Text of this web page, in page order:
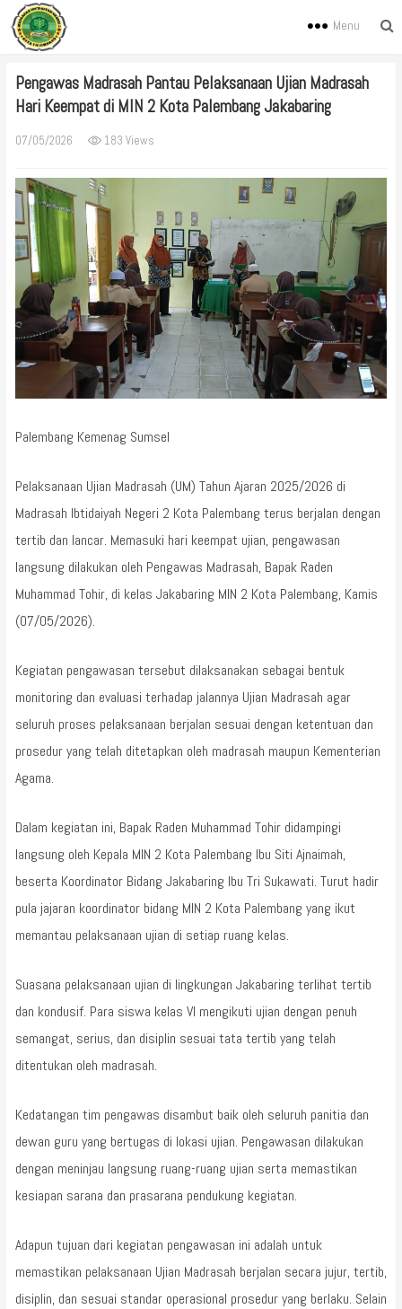
Menu
Pengawas Madrasah Pantau Pelaksanaan Ujian Madrasah
Hari Keempat di MIN 2 Kota Palembang Jakabaring
07/05/2026 183 Views
Palembang Kemenag Sumsel
Pelaksanaan Ujian Madrasah (UM) Tahun Ajaran 2025/2026 di
Madrasah Ibtidaiyah Negeri 2 Kota Palembang terus berjalan dengan
tertib dan lancar. Memasuki hari keempat ujian, pengawasan
langsung dilakukan oleh Pengawas Madrasah, Bapak Raden
Muhammad Tohir, di kelas Jakabaring MIN 2 Kota Palembang, Kamis
(07/05/2026).
Kegiatan pengawasan tersebut dilaksanakan sebagai bentuk
monitoring dan evaluasi terhadap jalannya Ujian Madrasah agar
seluruh proses pelaksanaan berjalan sesuai dengan ketentuan dan
prosedur yang telah ditetapkan oleh madrasah maupun Kementerian
Agama.
Dalam kegiatan ini, Bapak Raden Muhammad Tohir didampingi
langsung oleh Kepala MIN 2 Kota Palembang Ibu Siti Ajnaimah,
beserta Koordinator Bidang Jakabaring Ibu Tri Sukawati. Turut hadir
pula jajaran koordinator bidang MIN 2 Kota Palembang yang ikut
memantau pelaksanaan ujian di setiap ruang kelas.
Suasana pelaksanaan ujian di lingkungan Jakabaring terlihat tertib
dan kondusif. Para siswa kelas VI mengikuti ujian dengan penuh
semangat, serius, dan disiplin sesuai tata tertib yang telah
ditentukan oleh madrasah.
Kedatangan tim pengawas disambut baik oleh seluruh panitia dan
dewan guru yang bertugas di lokasi ujian. Pengawasan dilakukan
dengan meninjau langsung ruang-ruang ujian serta memastikan
kesiapan sarana dan prasarana pendukung kegiatan.
Adapun tujuan dari kegiatan pengawasan ini adalah untuk
memastikan pelaksanaan Ujian Madrasah berjalan secara jujur, tertib,
disiplin, dan sesuai standar operasional prosedur yang berlaku. Selain